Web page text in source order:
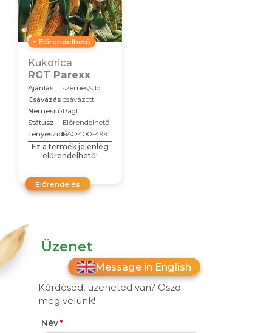
Előrendelhető
Kukorica
RGT Parexx
Ajánlás
szemes/siló
Csávázás csávázott
NemesítőRagt
Státusz
Előrendelhető
TenyészidőFAO400-499
Ez a termék jelenleg
előrendelhető!
Előrendelés
Üzenet
Message in English
Kérdésed, üzeneted van? Oszd
meg velünk!
Név